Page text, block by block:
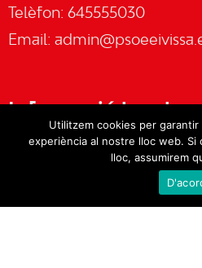
Telèfon: 645555030
Email:
Informació legal
Política de privacitat
Utilitzem cookies per
experiència al nostre lloc web.
lloc, assumirem